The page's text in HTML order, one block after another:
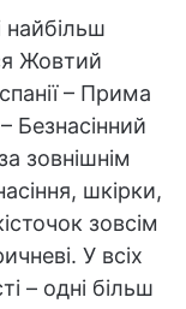
найбільш
Жовтий
– Прима
Безнасінний
зовнішнім
шкірки,
зовсім
У всіх
– одні більш